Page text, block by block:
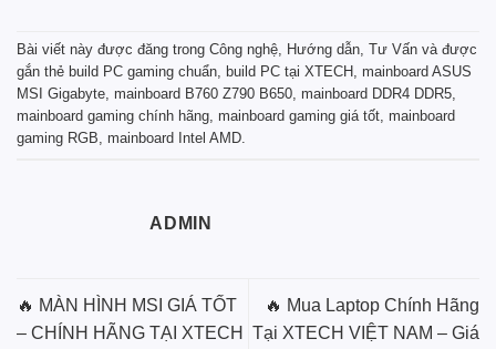
Bài viết này được đăng trong Công nghệ Hướng dẫn Tư Vấn và được
gắn thẻ build PC gaming chuẩn build PC tại XTECH
mainboard ASUS
MSI Gigabyte mainboard B760 Z790 B650 mainboard DDR4 DDR5
mainboard gaming chính hãng mainboard gaming giá tốt mainboard
gaming RGB mainboard Intel AMD
ADMIN
🔥 MÀN HÌNH MSI GIÁ TỐT
– CHÍNH HÃNG TẠI XTECH
🔥 Mua Laptop Chính Hãng
Tại XTECH VIỆT NAM – Giá